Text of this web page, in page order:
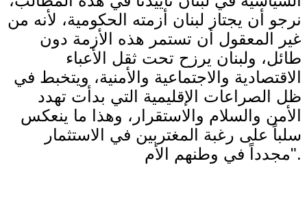
نرجو أن يجتاز لبنان أزمته الحكومية، لأنه من
غير المعقول أن تستمر هذه الأزمة دون
طائل، ولبنان يرزح تحت ثقل الأعباء
الاقتصادية والاجتماعية والأمنية، ويتخبط في
ظل الصراعات الإقليمية التي بدأت تهدد
الأمن والسلام والاستقرار، وهذا ما ينعكس
سلباً على رغبة المغتربين في الاستثمار
مجدداً في وطنهم الأم".